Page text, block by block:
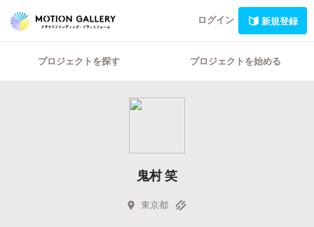
ログイン 新規登録
プロジェクトを探す プロジェクトを始める
鬼村 笑
東京都